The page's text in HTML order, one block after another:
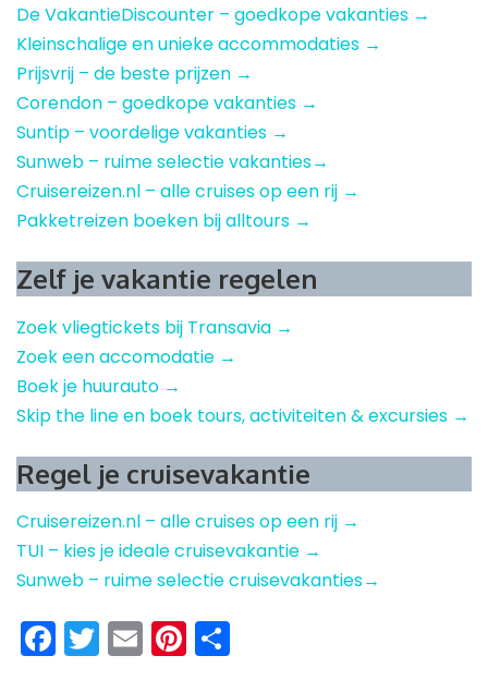
De VakantieDiscounter – goedkope vakanties →
Kleinschalige en unieke accommodaties →
Prijsvrij – de beste prijzen →
Corendon – goedkope vakanties →
Suntip – voordelige vakanties →
Sunweb – ruime selectie vakanties→
Cruisereizen.nl – alle cruises op een rij →
Pakketreizen boeken bij alltours →
Zelf je vakantie regelen
Zoek vliegtickets bij Transavia →
Zoek een accomodatie →
Boek je huurauto →
Skip the line en boek tours, activiteiten & excursies →
Regel je cruisevakantie
Cruisereizen.nl – alle cruises op een rij →
TUI – kies je ideale cruisevakantie →
Sunweb – ruime selectie cruisevakanties→
Facebook
Twitter
EmailPinterest